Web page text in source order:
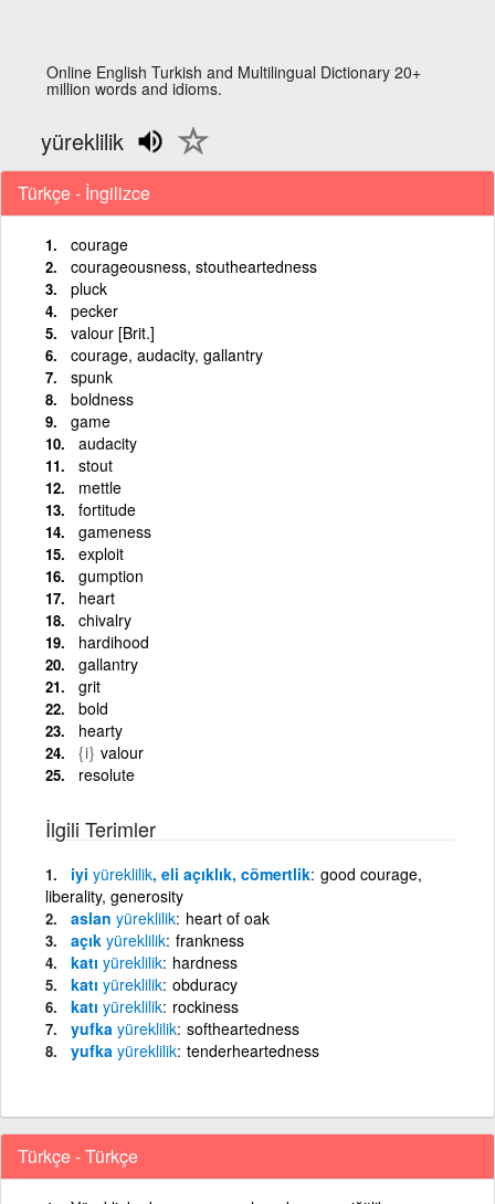
Online English Turkish and Multilingual Dictionary 20+
million words and idioms.
yüreklilik
Türkçe - İngilizce
courage
courageousness, stoutheartedness
pluck
pecker
valour [Brit.]
courage, audacity, gallantry
spunk
boldness
game
audacity
stout
mettle
fortitude
gameness
exploit
gumption
heart
chivalry
hardihood
gallantry
grit
bold
hearty
{i} valour
resolute
İlgili Terimler
iyi yüreklilik, eli açıklık, cömertlik good courage,
liberality, generosity
aslan yüreklilik heart of oak
açık yüreklilik frankness
katı yüreklilik hardness
katı yüreklilik obduracy
katı yüreklilik rockiness
yufka yüreklilik softheartedness
yufka yüreklilik tenderheartedness
Türkçe - Türkçe